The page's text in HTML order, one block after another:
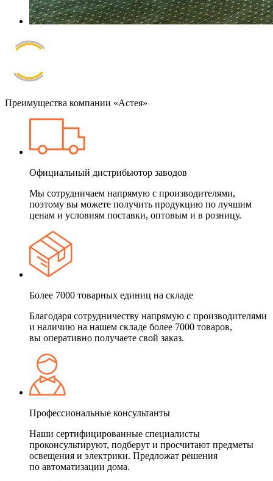
Преимущества компании «Астея»
Официальный дистрибьютор заводов
Мы сотрудничаем напрямую с производителями,
поэтому вы можете получить продукцию по лучшим
ценам и условиям поставки, оптовым и в розницу.
Более 7000 товарных единиц на складе
Благодаря сотрудничеству напрямую с производителями
и наличию на нашем складе более 7000 товаров,
вы оперативно получаете свой заказ.
Профессиональные консультанты
Наши сертифицированные специалисты
проконсультируют, подберут и просчитают предметы
освещения и электрики. Предложат решения
по автоматизации дома.